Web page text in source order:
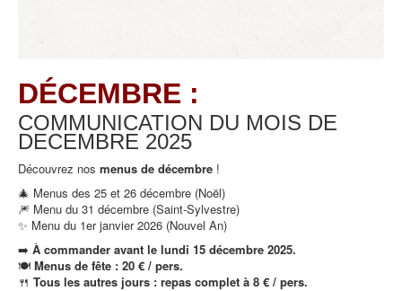
DÉCEMBRE :
COMMUNICATION DU MOIS DE
DECEMBRE 2025
Découvrez nos menus de décembre !
🎄 Menus des 25 et 26 décembre (Noël)
🎆 Menu du 31 décembre (Saint-Sylvestre)
✨ Menu du 1er janvier 2026 (Nouvel An)
➡️ À commander avant le lundi 15 décembre 2025.
🍽️ Menus de fête : 20 € / pers.
🍴 Tous les autres jours : repas complet à 8 € / pers.